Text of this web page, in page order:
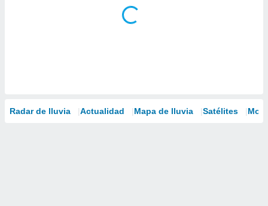
Radar de lluvia Actualidad Mapa de lluvia Satélites